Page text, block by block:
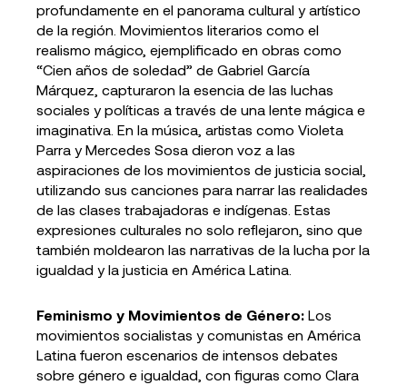
profundamente en el panorama cultural y artístico
de la región. Movimientos literarios como el
realismo mágico, ejemplificado en obras como
“Cien años de soledad” de Gabriel García
Márquez, capturaron la esencia de las luchas
sociales y políticas a través de una lente mágica e
imaginativa. En la música, artistas como Violeta
Parra y Mercedes Sosa dieron voz a las
aspiraciones de los movimientos de justicia social,
utilizando sus canciones para narrar las realidades
de las clases trabajadoras e indígenas. Estas
expresiones culturales no solo reflejaron, sino que
también moldearon las narrativas de la lucha por la
igualdad y la justicia en América Latina.
Feminismo y Movimientos de Género: Los
movimientos socialistas y comunistas en América
Latina fueron escenarios de intensos debates
sobre género e igualdad, con figuras como Clara